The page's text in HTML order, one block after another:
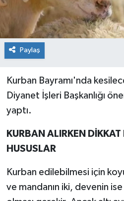
Paylaş
Kurban Bayramı'nda
Diyanet İşleri Başkanlığı
yaptı.
KURBAN ALIRKEN DİKKAT
HUSUSLAR
Kurban edilebilmesi için
ve mandanın iki, devenin